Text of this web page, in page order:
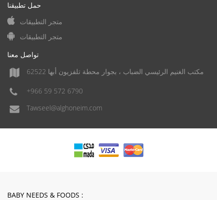
حمل تطبيقنا
متجر التطبيقات
متجر التطبيقات
تواصل معنا
مكتب الغنيم الرئيسي الضباب ، بجوار محطة تلفزيون أبها 62522
+966 59 572 6790
Tawseel@alghoneim.com
BABY NEEDS & FOODS :